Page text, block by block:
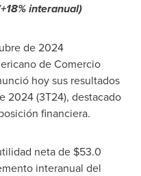
interanual)
de 2024
de Comercio
hoy sus resultados
2024 (3T24), destacado
financiera.
neta de $53.0
interanual del